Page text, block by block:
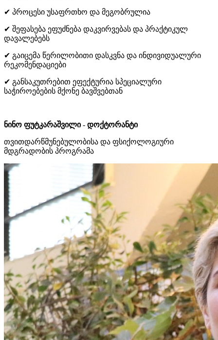
✔ პროცესი უსაფრთხო და მეგობრულია
✔ შეფასება ეფუძნება დაკვირვებას და პრაქტიკულ
დავალებებს
✔ გაიცემა წერილობითი დასკვნა და ინდივიდუალური
რეკომენდაციები
✔ განსაკუთრებით ეფექტურია სპეციალური
საჭიროებების მქონე ბავშვებთან
ნინო ფუტკარაშვილი- დოქტორანტი
თვითდარწმუნებულობისა და ფსიქოლოგიური
მდგრადობის პროგრამა